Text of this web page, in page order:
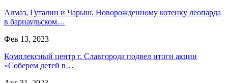
Алмаз, Гуталин и Чарыш. Новорожденному котенку леопарда
в барнаульском…
Фев 13, 2023
Комплексный центр г. Славгорода подвел итоги акции
«Соберем детей в…